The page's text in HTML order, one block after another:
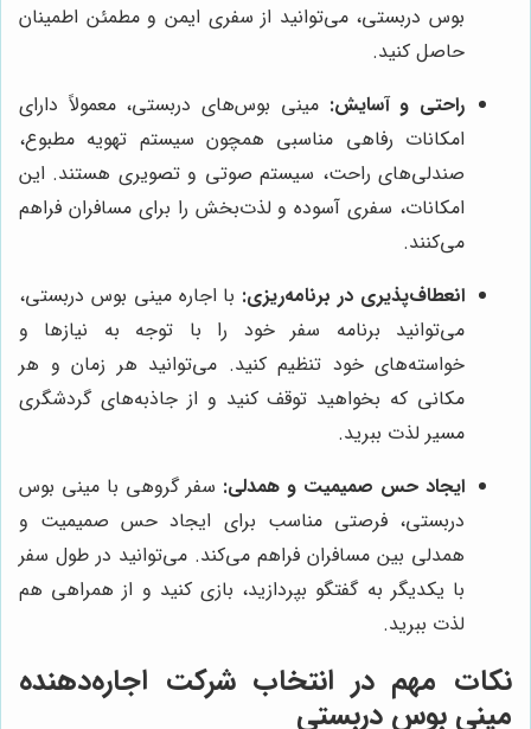
بوس دربستی، می‌توانید از سفری ایمن و مطمئن اطمینان
حاصل کنید.
راحتی و آسایش: مینی بوس‌های دربستی، معمولاً دارای
امکانات رفاهی مناسبی همچون سیستم تهویه مطبوع،
صندلی‌های راحت، سیستم صوتی و تصویری هستند. این
امکانات، سفری آسوده و لذت‌بخش را برای مسافران فراهم
می‌کنند.
انعطاف‌پذیری در برنامه‌ریزی: با اجاره مینی بوس دربستی،
می‌توانید برنامه سفر خود را با توجه به نیازها و
خواسته‌های خود تنظیم کنید. می‌توانید هر زمان و هر
مکانی که بخواهید توقف کنید و از جاذبه‌های گردشگری
مسیر لذت ببرید.
ایجاد حس صمیمیت و همدلی: سفر گروهی با مینی بوس
دربستی، فرصتی مناسب برای ایجاد حس صمیمیت و
همدلی بین مسافران فراهم می‌کند. می‌توانید در طول سفر
با یکدیگر به گفتگو بپردازید، بازی کنید و از همراهی هم
لذت ببرید.
نکات مهم در انتخاب شرکت اجاره‌دهنده
مینی بوس دربستی